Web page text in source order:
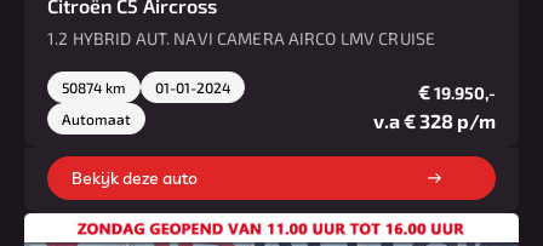
Citroën C5 Aircross
1.2 HYBRID AUT. NAVI CAMERA AIRCO LMV CRUISE
50874 km
01-01-2024
Automaat
€19.950,-
v.a € 328 p/m
Bekijk deze auto